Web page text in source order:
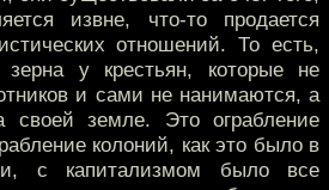
извне, что-то продается
отношений. То есть,
у крестьян, которые не
и сами не нанимаются, а
своей земле. Это ограбление
колоний, как это было в
с капитализмом было все